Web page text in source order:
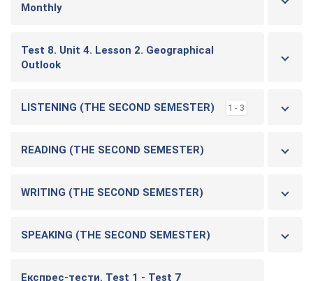
Monthly
Test 8. Unit 4. Lesson 2. Geographical
Outlook
LISTENING (THE SECOND SEMESTER) 1 - 3
READING (THE SECOND SEMESTER)
WRITING (THE SECOND SEMESTER)
SPEAKING (THE SECOND SEMESTER)
Експрес-тести. Test 1 - Test 7